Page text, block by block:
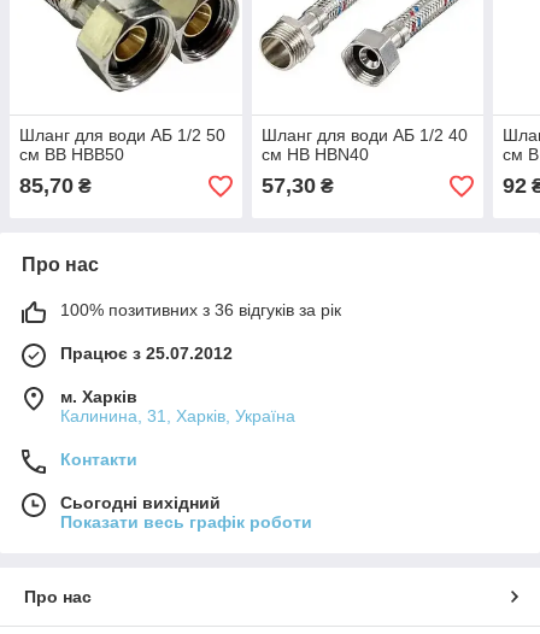
Шланг для води АБ 1/2 50
см ВВ HBB50
85,70 ₴
Шланг для води АБ 1/2 40
см НВ HBN40
57,30₴
см
92
Про нас
100% позитивних з 36 відгуків за рік
Працює з 25.07.2012
м. Харків
Калинина, 31, Харків, Україна
Контакти
Сьогодні вихідний
Показати весь графік роботи
Про нас